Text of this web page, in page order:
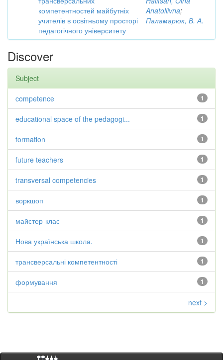
компетентностей майбутніх
учителів в освітньому просторі
педагогічного університету
Anatoliivna;
Паламарюк, В. А.
Discover
Subject
1
competence
1
educational space of the pedagogi...
1
formation
1
future teachers
1
transversal competencies
1
воркшоп
1
майстер-клас
1
Нова українська школа.
1
трансверсальні компетентності
1
формування
next >